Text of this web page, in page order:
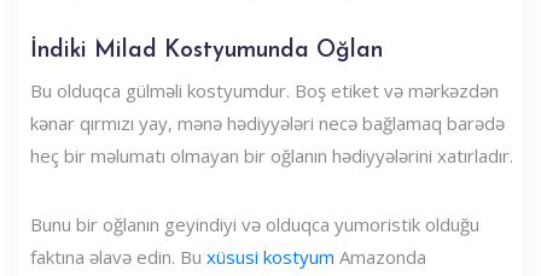
İndiki Milad Kostyumunda Oğlan
Bu olduqca gülməli kostyumdur. Boş etiket və mərkəzdən
kənar qırmızı yay, mənə hədiyyələri necə bağlamaq barədə
heç bir məlumatı olmayan bir oğlanın hədiyyələrini xatırladır.
Bunu bir oğlanın geyindiyi və olduqca yumoristik olduğu
faktına əlavə edin. Bu xüsusi kostyum Amazonda